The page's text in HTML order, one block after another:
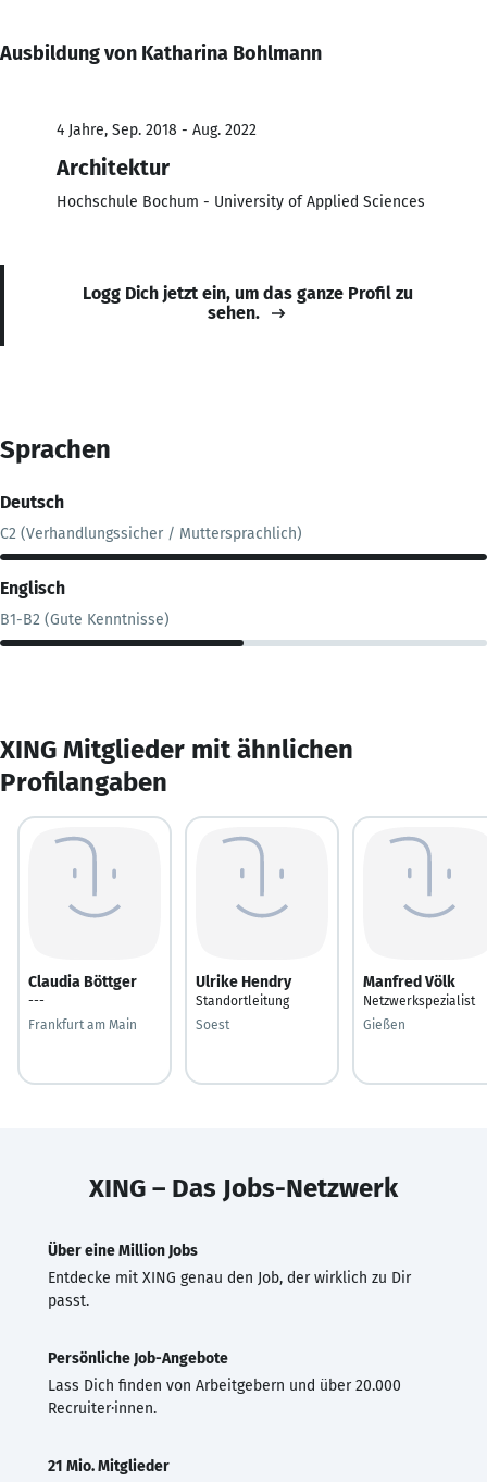
Ausbildung von Katharina Bohlmann
4 Jahre, Sep. 2018 - Aug. 2022
Architektur
Hochschule Bochum - University of Applied Sciences
Logg Dich jetzt ein, um das ganze Profil zu
sehen.
Sprachen
Deutsch
C2 (Verhandlungssicher / Muttersprachlich)
Englisch
B1-B2 (Gute Kenntnisse)
XING Mitglieder mit ähnlichen
Profilangaben
Claudia Böttger
---
Frankfurt am Main
Ulrike Hendry
Standortleitung
Soest
Manfred Völk
Netzwerkspezialist
Gießen
XING – Das Jobs-Netzwerk
Über eine Million Jobs
Entdecke mit XING genau den Job, der wirklich zu Dir
passt.
Persönliche Job-Angebote
Lass Dich finden von Arbeitgebern und über 20.000
Recruiter·innen.
21 Mio. Mitglieder